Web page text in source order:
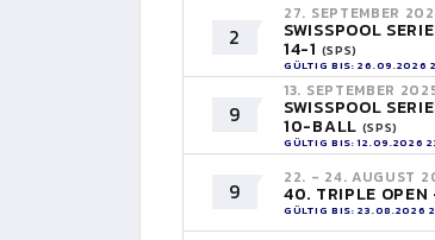
2
27. SEPTEMBER
SWISSPOOL
14-1 (SPS)
GÜLTIG BIS: 26.09.2026
9
13. SEPTEMBER
SWISSPOOL
10-BALL (SPS)
GÜLTIG BIS: 12.09.2026
9
22. - 24. AUGUST
40. TRIPLE
GÜLTIG BIS: 23.08.2026